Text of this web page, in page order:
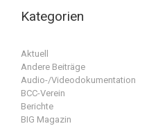
Kategorien
Aktuell
Andere Beiträge
Audio-/Videodokumentation
BCC-Verein
Berichte
BIG Magazin